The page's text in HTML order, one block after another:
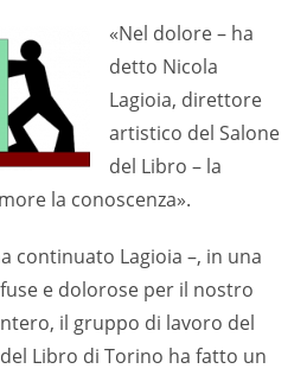
«Nel dolore – ha
detto Nicola
Lagioia, direttore
artistico del Salone
del Libro – la
la conoscenza».
continuato Lagioia –, in una
e dolorose per il nostro
il gruppo di lavoro del
Libro di Torino ha fatto un